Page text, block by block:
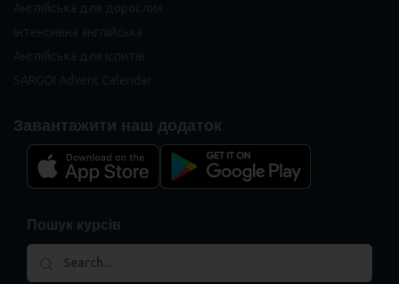
Завантажити наш додаток
Пошук курсів